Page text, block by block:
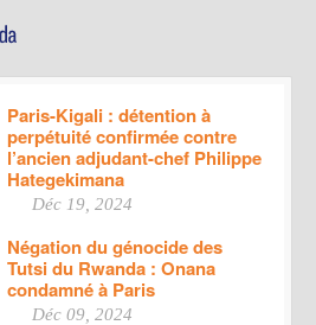
Paris-Kigali : détention à
perpétuité confirmée contre
l’ancien adjudant-chef Philippe
Hategekimana
Déc 19, 2024
Négation du génocide des
Tutsi du Rwanda : Onana
condamné à Paris
Déc 09, 2024